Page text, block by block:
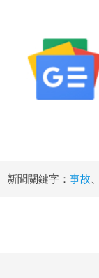
新聞關鍵字： 事故